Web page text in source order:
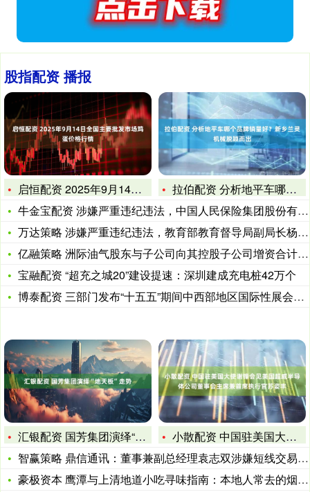
股指配资 播报
启恒配资 2025年9月14日全国主要批发市场鸡蛋价格行情
拉伯配资 分析地平车哪个品牌销量好？新乡兰灵机械脱颖而出
牛金宝配资 涉嫌严重违纪违法，中国人民保险集团股份有限公司副
万达策略 涉嫌严重违纪违法，教育部教育督导局副局长杨宇接受审
亿融策略 洲际油气股东与子公司向其控股子公司增资合计2290
宝融配资 “超充之城20”建设提速：深圳建成充电桩42万个
博泰配资 三部门发布“十五五”期间中西部地区国际性展会展期内
汇银配资 国芳集团演绎“地天板”走势
小散配资 中国驻美国大使谢锋会见美国超威半导体公司董事会主席
智赢策略 鼎信通讯：董事兼副总经理袁志双涉嫌短线交易公司股票
豪极资本 鹰潭与上清地道小吃寻味指南：本地人常去的烟火聚集地